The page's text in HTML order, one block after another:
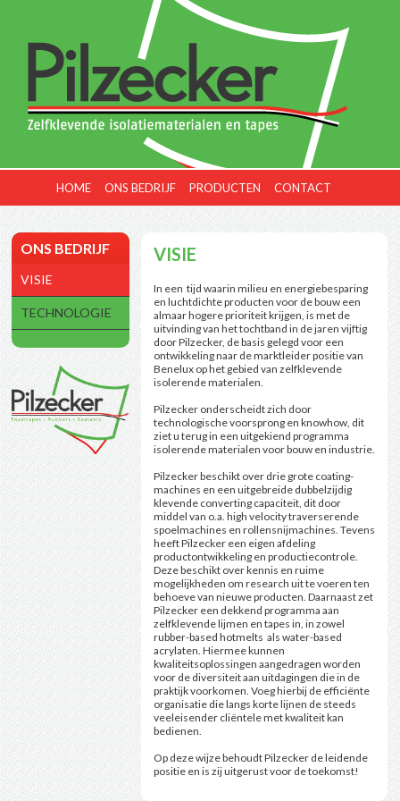
HOME ONS BEDRIJF PRODUCTEN CONTACT
ONS BEDRIJF
VISIE
TECHNOLOGIE
VISIE
In een tijd waarin milieu en energiebesparing
en luchtdichte producten voor de bouw een
almaar hogere prioriteit krijgen, is met de
uitvinding van het tochtband in de jaren vijftig
door Pilzecker, de basis gelegd voor een
ontwikkeling naar de marktleider positie van
Benelux op het gebied van zelfklevende
isolerende materialen.
Pilzecker onderscheidt zich door
technologische voorsprong en knowhow, dit
ziet u terug in een uitgekiend programma
isolerende materialen voor bouw en industrie.
Pilzecker beschikt over drie grote coating-
machines en een uitgebreide dubbelzijdig
klevende converting capaciteit, dit door
middel van o.a. high velocity traverserende
spoelmachines en rollensnijmachines. Tevens
heeft Pilzecker een eigen afdeling
productontwikkeling en productiecontrole.
Deze beschikt over kennis en ruime
mogelijkheden om research uit te voeren ten
behoeve van nieuwe producten. Daarnaast zet
Pilzecker een dekkend programma aan
zelfklevende lijmen en tapes in, in zowel
rubber-based hotmelts als water-based
acrylaten. Hiermee kunnen
kwaliteitsoplossingen aangedragen worden
voor de diversiteit aan uitdagingen die in de
praktijk voorkomen. Voeg hierbij de efficiënte
organisatie die langs korte lijnen de steeds
veeleisender cliëntele met kwaliteit kan
bedienen.
Op deze wijze behoudt Pilzecker de leidende
positie en is zij uitgerust voor de toekomst!